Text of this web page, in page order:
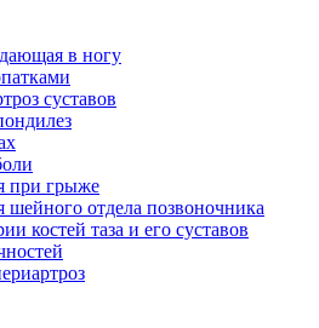
в ногу
суставов
при грыже
шейного отдела позвоночника
костей таза и его суставов